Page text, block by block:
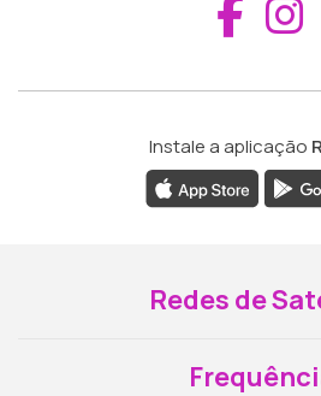
Instale a aplicação
Redes de